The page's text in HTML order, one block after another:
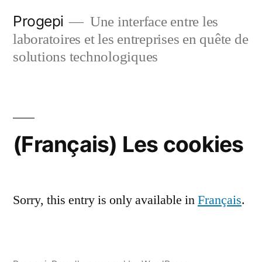
content
Progepi
Une interface entre les
laboratoires et les entreprises en quête de
solutions technologiques
(Français) Les cookies
Sorry, this entry is only available inFrançais.